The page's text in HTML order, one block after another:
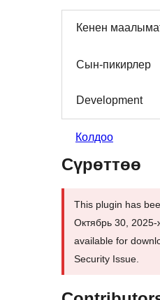
Кенен
Сын-пикирлер
Development
Колдоо
Сүрөттөө
This plugin has
Октябрь 30,
available for
Security Issue.